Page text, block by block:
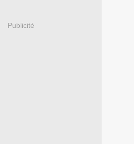
Publicité